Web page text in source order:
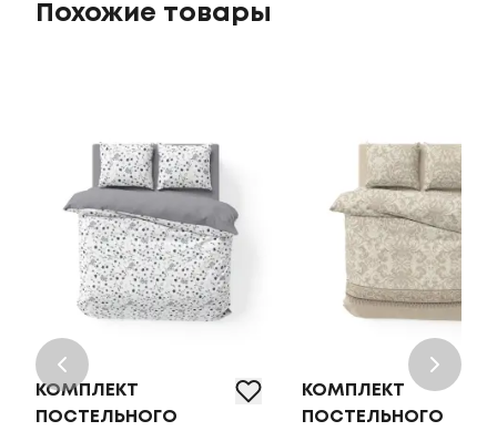
Похожие товары
КОМПЛЕКТ
ПОСТЕЛЬНОГО
КОМПЛЕКТ
ПОСТЕЛЬНОГО